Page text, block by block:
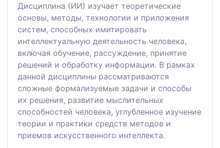
Дисциплина (ИИ) изучает теоретические
основы, методы, технологии и приложения
систем, способных имитировать
интеллектуальную деятельность человека,
включая обучение, рассуждение, принятие
решений и обработку информации. В рамках
данной дисциплины рассматриваются
сложные формализуемые задачи и способы
их решения, развитие мыслительных
способностей человека, углубленное изучение
теории и практики средств методов и
приемов искусственного интеллекта.